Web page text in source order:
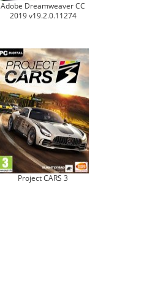
Adobe Dreamweaver CC
2019 v19.2.0.11274
Project CARS 3